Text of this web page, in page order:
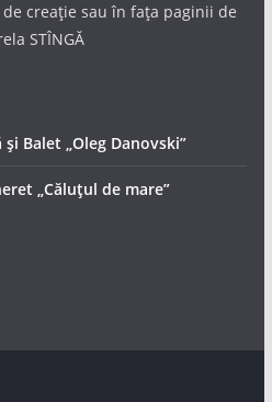
creație sau în fața paginii de
STÎNGĂ
Balet „Oleg Danovski”
„Căluțul de mare”